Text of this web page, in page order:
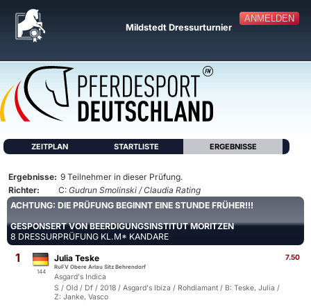
ANMELDEN
Mildstedt Dressurturnier
ZEITPLAN STARTLISTE ERGEBNISSE
Ergebnisse: 9 Teilnehmer in dieser Prüfung.
Richter:
C: Gudrun Smolinski / Claudia Rating
ACHTUNG: DIE PRÜFUNG BEGINNT EINE STUNDE FRÜHER!!!
GESPONSERT VON BEERDIGUNGSINSTITUT MORITZEN
8 DRESSURPRÜFUNG KL.M* KANDARE
1
144
7.50
Julia Teske
RuFV Obere Arlau Sitz Behrendorf
Asgard's Indica
S / Old / Df / 2018 / Asgard's Ibiza / Rohdiamant / B: Teske, Julia /
Z: Janke, Vasco